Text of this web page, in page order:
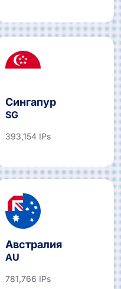
Сингапур
SG
393,154 IPs
Австралия
AU
781,766 IPs